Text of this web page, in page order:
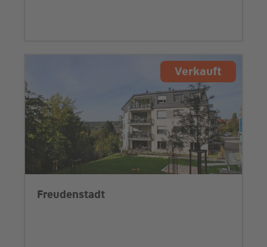
Verkauft
Freudenstadt